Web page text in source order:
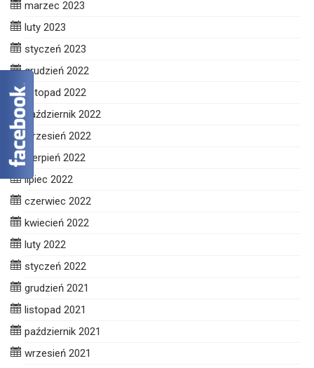
marzec 2023
luty 2023
styczeń 2023
grudzień 2022
listopad 2022
październik 2022
wrzesień 2022
sierpień 2022
lipiec 2022
czerwiec 2022
kwiecień 2022
luty 2022
styczeń 2022
grudzień 2021
listopad 2021
październik 2021
wrzesień 2021